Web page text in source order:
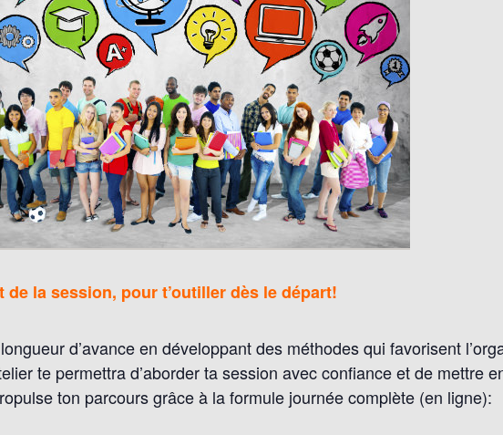
de la session, pour t’outiller dès le départ!
d’avance en développant des méthodes qui favorisent
te permettra d’aborder ta session avec confiance et de mettre
ton parcours grâce à la formule journée complète (en ligne):